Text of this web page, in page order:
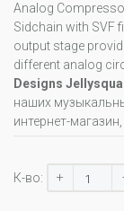
Analog
Sidchain with SVF
output stage
different analog
Designs
наших
интернет-
К-во: +